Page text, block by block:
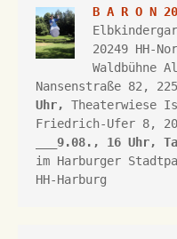
B A R O N
20249 HH-
Nansenstraße 82,
Uhr,
Theaterwiese
Friedrich-Ufer 8,
9.08., 16 Uhr,
im Harburger
HH-Harburg